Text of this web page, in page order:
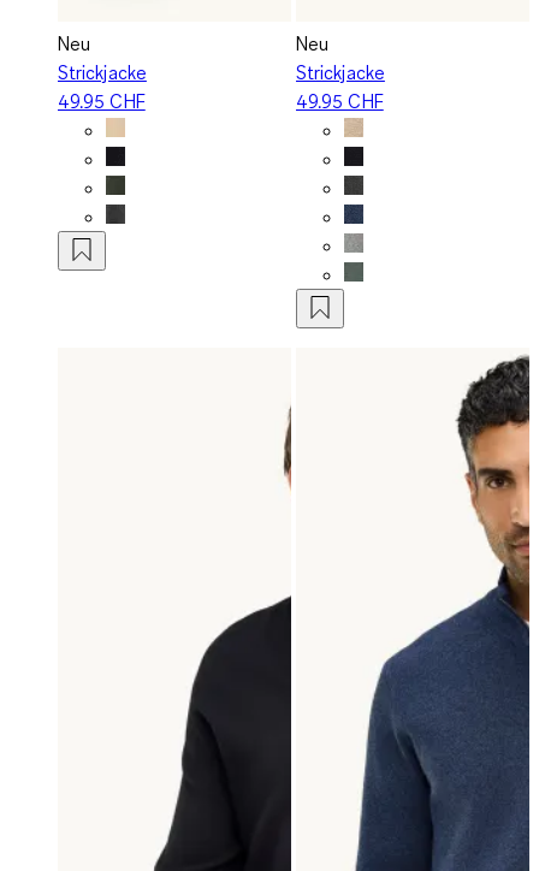
Neu
Strickjacke
49.95 CHF
Neu
Strickjacke
49.95 CHF